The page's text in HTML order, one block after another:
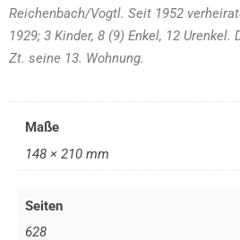
Reichenbach/Vogtl. Seit 1952
1929; 3 Kinder, 8 (9) Enkel, 12 Urenkel.
Zt. seine 13. Wohnung.
Maße
148 × 210 mm
Seiten
628